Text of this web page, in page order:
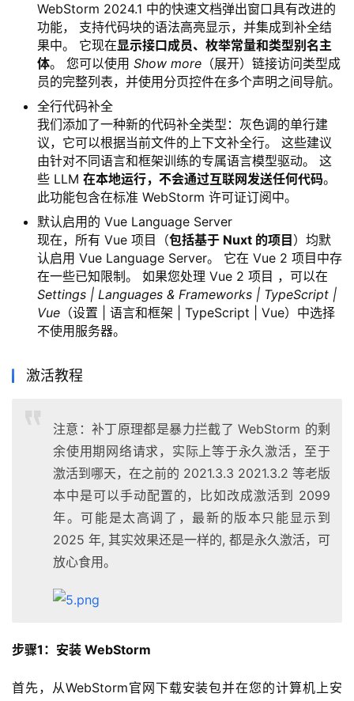
WebStorm 2024.1 中的快速文档弹出窗口具有改进的
功能， 支持代码块的语法高亮显示，并集成到补全结
果中。 它现在显示接口成员、枚举常量和类型别名主
体。 您可以使用 Show more （展开）链接访问类型成
员的完整列表，并使用分页控件在多个声明之间导航。
全行代码补全
我们添加了一种新的代码补全类型：灰色调的单行建
议，它可以根据当前文件的上下文补全行。 这些建议
由针对不同语言和框架训练的专属语言模型驱动。 这
些 LLM 在本地运行，不会通过互联网发送任何代码。
此功能包含在标准 WebStorm 许可证订阅中。
默认启用的 Vue Language Server
现在，所有 Vue 项目（包括基于 Nuxt 的项目 ）均默
认启用 Vue Language Server。 它在 Vue 2 项目中存
在一些已知限制。 如果您处理 Vue 2 项目 ，可以在
Settings | Languages & Frameworks | TypeScript |
Vue （设置 | 语言和框架 | TypeScript | Vue）中选择
不使用服务器。
激活教程
注意：补丁原理都是暴力拦截了 WebStorm 的剩
余使用期网络请求，实际上等于永久激活，至于
激活到哪天，在之前的 2021.3.3 2021.3.2 等老版
本中是可以手动配置的，比如改成激活到 2099
年。可能是太高调了，最新的版本只能显示到
2025 年, 其实效果还是一样的, 都是永久激活，可
放心食用。
步骤1：安装 WebStorm
首先，从WebStorm官网下载安装包并在您的计算机上安